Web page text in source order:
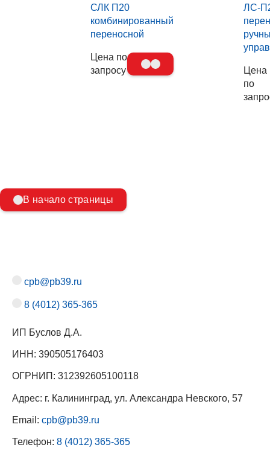
СЛК П20
комбинированный
переносной
Цена по
запросу
ЛС-
Цена
по
В начало страницы
cpb@pb39.ru
8 (4012) 365-365
ИП Буслов Д.А.
ИНН: 390505176403
ОГРНИП: 312392605100118
Адрес: г. Калининград, ул. Александра Невского, 57
Email: cpb@pb39.ru
Телефон: 8 (4012) 365-365